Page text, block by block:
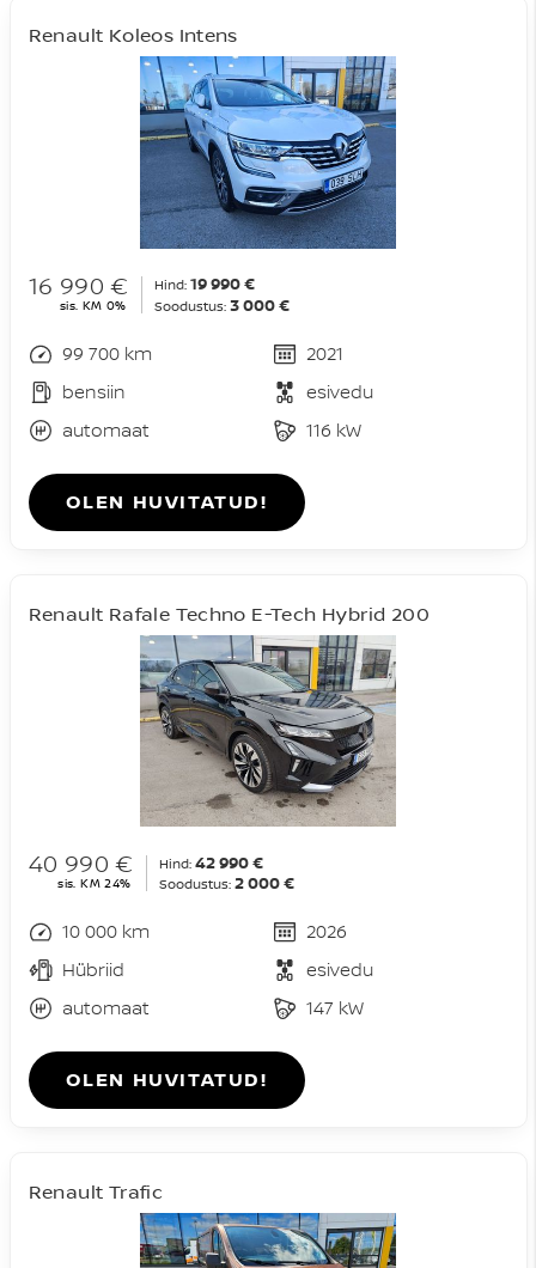
Renault Koleos Intens
16 990 €
sis. KM 0%
Hind: 19 990 €
Soodustus: 3 000 €
99 700 km
2021
bensiin
esivedu
automaat
116 kW
OLEN HUVITATUD!
Renault Rafale Techno E-Tech Hybrid 200
40 990 €
sis. KM 24%
Hind: 42 990 €
Soodustus: 2 000 €
10 000 km
2026
Hübriid
esivedu
automaat
147 kW
OLEN HUVITATUD!
Renault Trafic